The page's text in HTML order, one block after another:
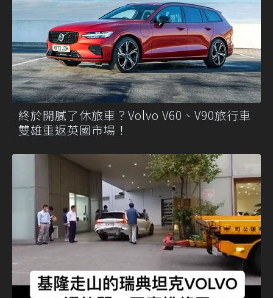
終於開膩了休旅車？Volvo V60、V90旅行車
雙雄重返英國市場！